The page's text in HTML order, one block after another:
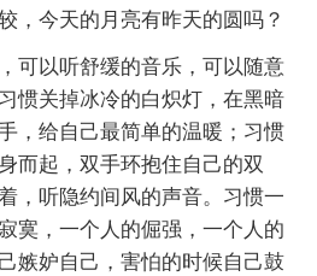
，今天的月亮有昨天的圆吗？
可以听舒缓的音乐，可以随意
惯关掉冰冷的白炽灯，在黑暗
，给自己最简单的温暖；习惯
而起，双手环抱住自己的双
，听隐约间风的声音。习惯一
寞，一个人的倔强，一个人的
嫉妒自己，害怕的时候自己鼓